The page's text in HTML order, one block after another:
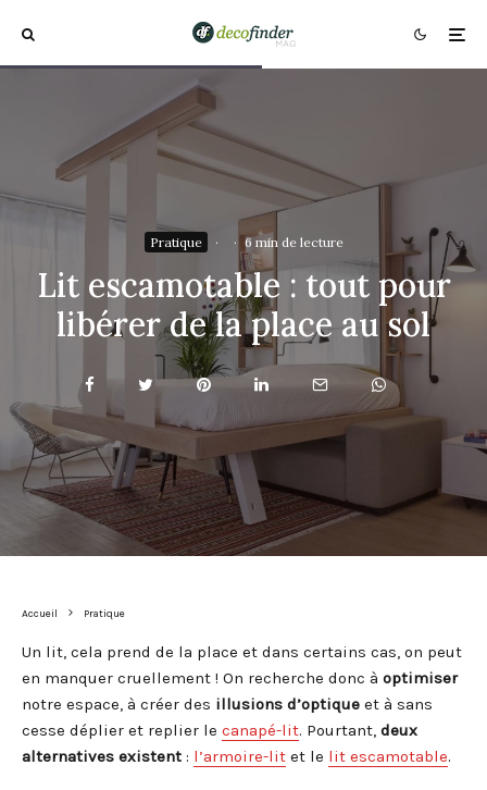
Pratique · · 6 min de lecture
Lit escamotable : tout pour
libérer de la place au sol
Accueil Pratique
Un lit, cela prend de la place et dans certains cas, on peut
en manquer cruellement ! On recherche donc à optimiser
notre espace, à créer des illusions d’optique et à sans
cesse déplier et replier le canapé-lit. Pourtant, deux
alternatives existent : l’armoire-lit et le lit escamotable.